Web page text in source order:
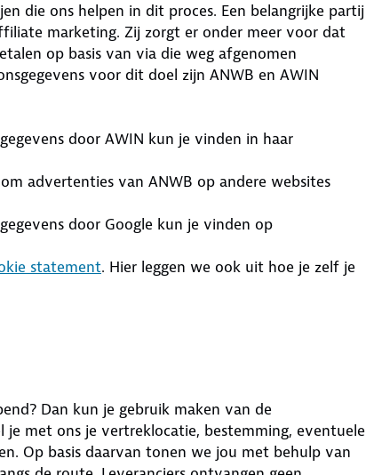
die ons helpen in dit proces. Een belangrijke partij
marketing. Zij zorgt er onder meer voor dat
op basis van via die weg afgenomen
voor dit doel zijn ANWB en AWIN
door AWIN kun je vinden in haar
advertenties van ANWB op andere websites
door Google kun je vinden op
statement. Hier leggen we ook uit hoe je zelf je
Dan kun je gebruik maken van de
met ons je vertreklocatie, bestemming, eventuele
Op basis daarvan tonen we jou met behulp van